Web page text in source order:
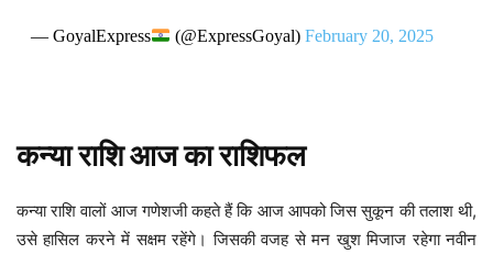
— GoyalExpress (@ExpressGoyal) February 20, 2025
कन्याराशिआजकाराशिफल
कन्या राशि वालों आज गणेशजी कहते हैं कि आज आपको जिस सुकून की तलाश थी,
उसे हासिल करने में सक्षम रहेंगे। जिसकी वजह से मन खुश मिजाज रहेगा नवीन